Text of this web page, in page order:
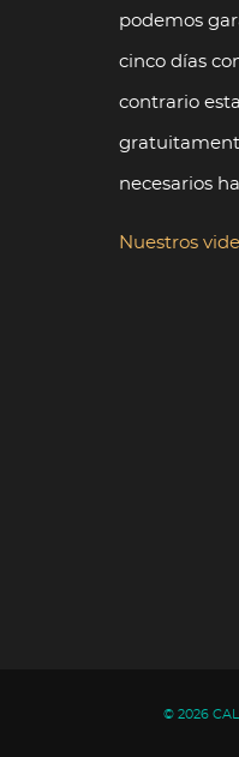
podemos
cinco días
contrario
necesarios
Nuestros
© 2026